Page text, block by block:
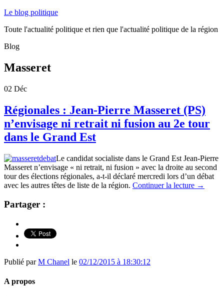
Le blog politique
Toute l'actualité politique et rien que l'actualité politique de la région
Blog
Masseret
02 Déc
Régionales : Jean-Pierre Masseret (PS)
n’envisage ni retrait ni fusion au 2e tour
dans le Grand Est
Le candidat socialiste dans le Grand Est Jean-Pierre
Masseret n’envisage « ni retrait, ni fusion » avec la droite au second
tour des élections régionales, a-t-il déclaré mercredi lors d’un débat
avec les autres têtes de liste de la région. Continuer la lecture →
Partager :
Publié parM Chanel le 02/12/2015 à 18:30:12
A propos